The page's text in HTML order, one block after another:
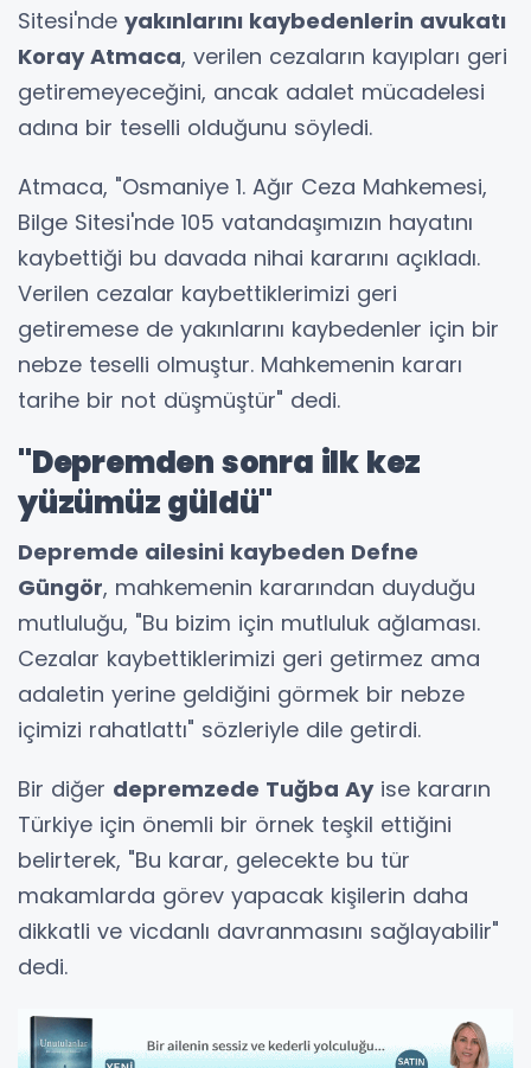
Sitesi'nde yakınlarını kaybedenlerin avukatı
Koray Atmaca, verilen cezaların kayıpları geri
getiremeyeceğini, ancak adalet mücadelesi
adına bir teselli olduğunu söyledi.
Atmaca, "Osmaniye 1. Ağır Ceza Mahkemesi,
Bilge Sitesi'nde 105 vatandaşımızın hayatını
kaybettiği bu davada nihai kararını açıkladı.
Verilen cezalar kaybettiklerimizi geri
getiremese de yakınlarını kaybedenler için bir
nebze teselli olmuştur. Mahkemenin kararı
tarihe bir not düşmüştür" dedi.
"Depremden sonra ilk kez
yüzümüz güldü"
Depremde ailesini kaybeden Defne
Güngör, mahkemenin kararından duyduğu
mutluluğu, "Bu bizim için mutluluk ağlaması.
Cezalar kaybettiklerimizi geri getirmez ama
adaletin yerine geldiğini görmek bir nebze
içimizi rahatlattı" sözleriyle dile getirdi.
Bir diğer depremzede Tuğba Ayise kararın
Türkiye için önemli bir örnek teşkil ettiğini
belirterek, "Bu karar, gelecekte bu tür
makamlarda görev yapacak kişilerin daha
dikkatli ve vicdanlı davranmasını sağlayabilir"
dedi.